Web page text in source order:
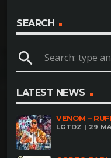
SEARCH
search
LATEST NEWS
VENOM –
LGTDZ | 29